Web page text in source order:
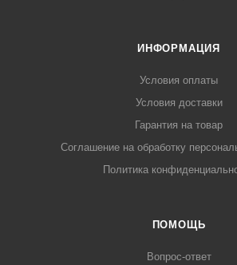
ИНФОРМАЦИЯ
Условия оплаты
Условия доставки
Гарантия на товар
Соглашение на обработку
Политика
ПОМОЩЬ
Вопрос-ответ